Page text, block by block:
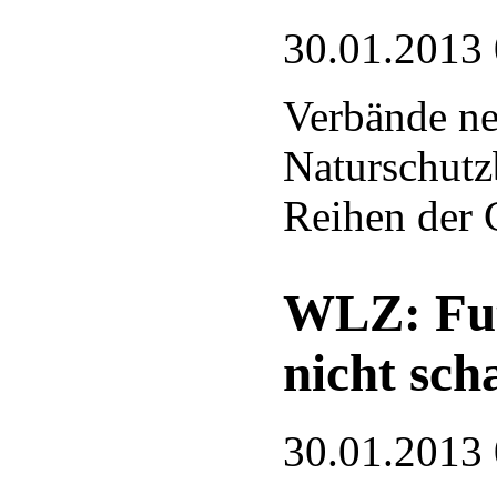
30.01.2013
Verbände
Reihen der
WLZ:
nicht
30.01.2013